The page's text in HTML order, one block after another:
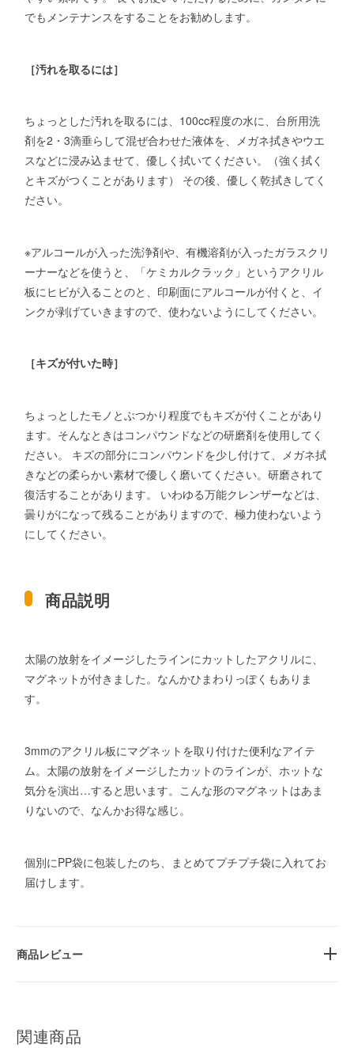
でもメンテナンスをすることをお勧めします。
［汚れを取るには］
ちょっとした汚れを取るには、100cc程度の水に、台所用洗
剤を2・3滴垂らして混ぜ合わせた液体を、メガネ拭きやウエ
スなどに浸み込ませて、優しく拭いてください。（強く拭く
とキズがつくことがあります） その後、優しく乾拭きしてく
ださい。
※アルコールが入った洗浄剤や、有機溶剤が入ったガラスクリ
ーナーなどを使うと、「ケミカルクラック」というアクリル
板にヒビが入ることのと、印刷面にアルコールが付くと、イ
ンクが剥げていきますので、使わないようにしてください。
［キズが付いた時］
ちょっとしたモノとぶつかり程度でもキズが付くことがあり
ます。そんなときはコンパウンドなどの研磨剤を使用してく
ださい。 キズの部分にコンパウンドを少し付けて、メガネ拭
きなどの柔らかい素材で優しく磨いてください。研磨されて
復活することがあります。 いわゆる万能クレンザーなどは、
曇りがになって残ることがありますので、極力使わないよう
にしてください。
商品説明
太陽の放射をイメージしたラインにカットしたアクリルに、
マグネットが付きました。なんかひまわりっぽくもありま
す。
3mmのアクリル板にマグネットを取り付けた便利なアイテ
ム。太陽の放射をイメージしたカットのラインが、ホットな
気分を演出…すると思います。こんな形のマグネットはあま
りないので、なんかお得な感じ。
個別にPP袋に包装したのち、まとめてプチプチ袋に入れてお
届けします。
商品レビュー
関連商品